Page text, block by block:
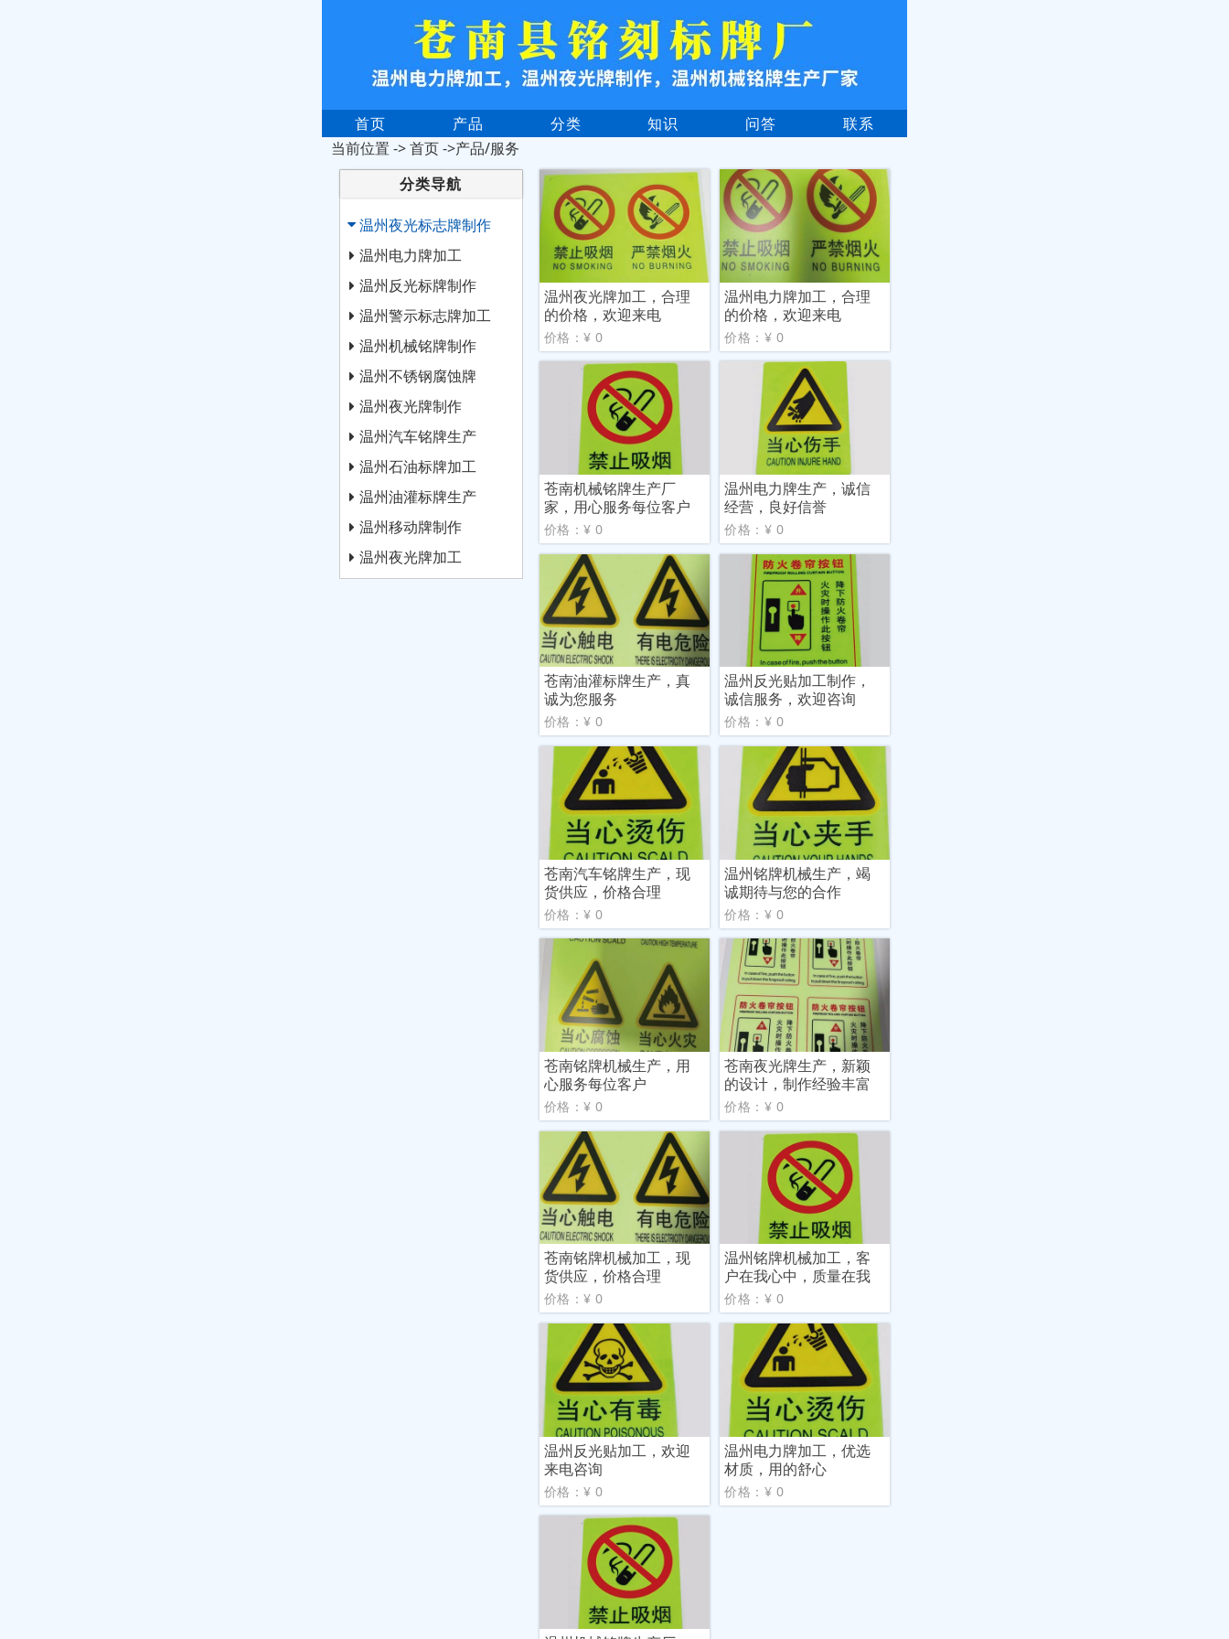
首页 产品 分类 知识 问答
联系
当前位置 ->首页->产品/服务
分类导航
温州夜光标志牌制作
温州电力牌加工
温州反光标牌制作
温州警示标志牌加工
温州机械铭牌制作
温州不锈钢腐蚀牌
温州夜光牌制作
温州汽车铭牌生产
温州石油标牌加工
温州油灌标牌生产
温州移动牌制作
温州夜光牌加工
温州夜光牌加工，合理
的价格，欢迎来电
价格：¥ 0
温州电力牌加工，合理
的价格，欢迎来电
价格：¥ 0
苍南机械铭牌生产厂
家，用心服务每位客户
价格：¥ 0
温州电力牌生产，诚信
经营，良好信誉
价格：¥ 0
苍南油灌标牌生产，真
诚为您服务
价格：¥ 0
温州反光贴加工制作，
诚信服务，欢迎咨询
价格：¥ 0
苍南汽车铭牌生产，现
货供应，价格合理
价格：¥ 0
温州铭牌机械生产，竭
诚期待与您的合作
价格：¥ 0
苍南铭牌机械生产，用
心服务每位客户
价格：¥ 0
苍南夜光牌生产，新颖
的设计，制作经验丰富
价格：¥ 0
苍南铭牌机械加工，现
货供应，价格合理
价格：¥ 0
温州铭牌机械加工，客
户在我心中，质量在我
手中
价格：¥ 0
温州反光贴加工，欢迎
来电咨询
价格：¥ 0
温州电力牌加工，优选
材质，用的舒心
价格：¥ 0